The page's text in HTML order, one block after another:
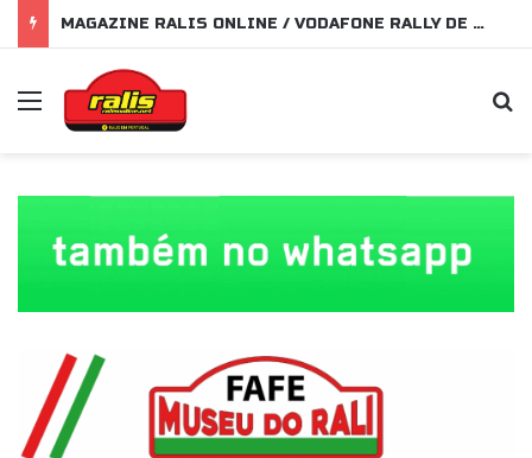
MAGAZINE RALIS ONLINE / VODAFONE RALLY DE PORTUGAL 2026
Menu